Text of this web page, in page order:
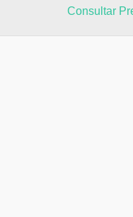
Consultar